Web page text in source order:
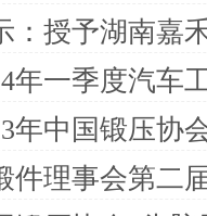
：授予湖南嘉
年一季度汽车
年中国锻压协
件理事会第二